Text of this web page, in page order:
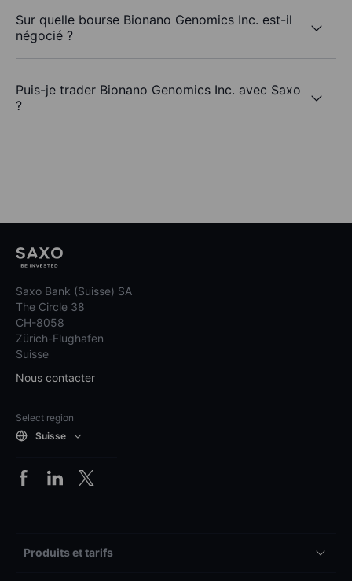
Sur quelle bourse Bionano Genomics Inc. est-il
négocié ?
Puis-je trader Bionano Genomics Inc. avec Saxo
?
Saxo Bank (Suisse) SA
The Circle 38
CH-8058
Zürich-Flughafen
Suisse
Nous contacter
Select region
Suisse
Produits et tarifs